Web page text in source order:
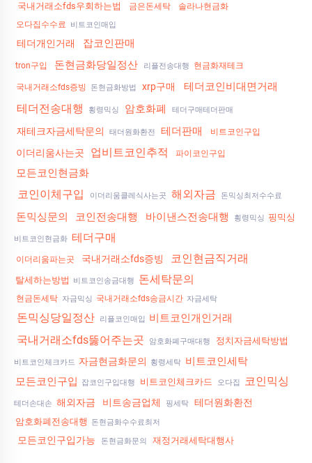
국내거래소fds우회하는법 금은돈세탁
솔라나현금화
오다집수수료
비트코인매입
테더개인거래 잡코인판매
tron구입 돈현금화당일정산 리플전송대행 현금화재테크
국내거래소fds증빙 돈현금화방법 xrp구매 테더코인비대면거래
테더전송대행 횡령믹싱 암호화폐 테더구매테더판매
재테크자금세탁문의 태더원화환전 테더판매 비트코인구입
이더리움사는곳 업비트코인추적 파이코인구입
모든코인현금화
코인이체구입 이더리움클레식사는곳 해외자금 돈믹싱최저수수료
돈믹싱문의 코인전송대행 바이낸스전송대행 횡령믹싱 핑믹싱
비트코인현금화 테더구매
이더리움파는곳 국내거래소fds증빙 코인현금직거래
탈세하는방법 비트코인송금대행 돈세탁문의
현금돈세탁 자금믹싱 국내거래소fds송금시간 자금세탁
돈믹싱당일정산 리플코인매입 비트코인개인거래
국내거래소fds뚫어주는곳 암호화폐구매대행 정치자금세탁방법
비트코인체크카드 자금현금화문의 횡령세탁 비트코인세탁
모든코인구입
잡코인구입대행 비트코인체크카드 오다집 코인믹싱
테더손대손 해외자금 비트송금업체 핑세탁 테더원화환전
암호화폐전송대행 돈현금화수수료최저
모든코인구입가능 돈현금화문의 재정거래세탁대행사